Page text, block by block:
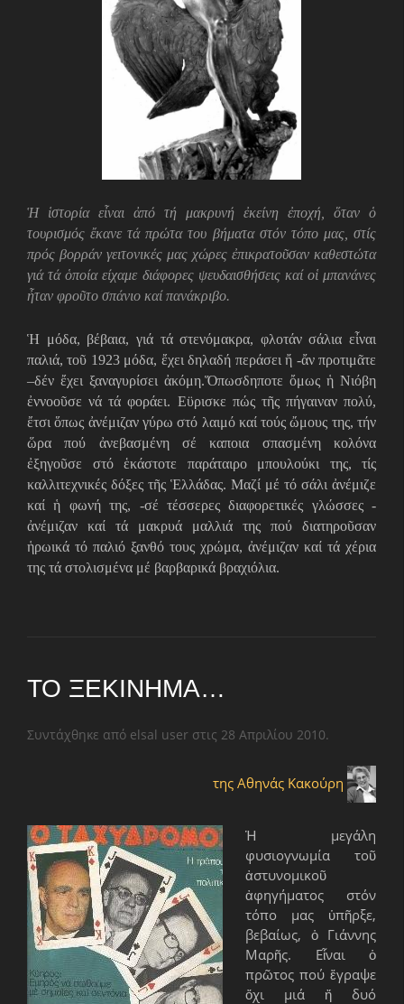
Ἡ ἱστορία εἶναι ἀπό τή μακρυνή ἐκείνη ἐποχή, ὅταν ὁ
τουρισμός ἔκανε τά πρώτα του βήματα στόν τόπο μας, στίς
πρός βορράν γειτονικές μας χώρες ἐπικρατοῦσαν καθεστώτα
γιά τά ὁποία είχαμε διάφορες ψευδαισθήσεις καί οἱ μπανάνες
ἦταν φροῦτο σπάνιο καί πανάκριβο.
Ἡ μόδα, βέβαια, γιά τά στενόμακρα, φλοτάν σάλια εἶναι
παλιά, τοῦ 1923 μόδα, ἔχει δηλαδή περάσει ἤ -ἄν προτιμᾶτε
–δέν ἔχει ξαναγυρίσει ἀκόμη.Ὅπωσδηποτε ὄμως ἡ Νιόβη
ἐννοοῦσε νά τά φοράει. Εϋρισκε πώς τῆς πήγαιναν πολύ,
ἔτσι ὅπως ἀνέμιζαν γύρω στό λαιμό καί τούς ὤμους της, τήν
ὥρα πού ἀνεβασμένη σέ καποια σπασμένη κολόνα
ἐξηγοῦσε στό ἑκάστοτε παράταιρο μπουλούκι της, τίς
καλλιτεχνικές δόξες τῆς Ἑλλάδας. Μαζί μέ τό σάλι ἀνέμιζε
καί ἡ φωνή της, -σέ τέσσερες διαφορετικές γλώσσες -
ἀνέμιζαν καί τά μακρυά μαλλιά της πού διατηροῦσαν
ἡρωικά τό παλιό ξανθό τους χρώμα, ἀνέμιζαν καί τά χέρια
της τά στολισμένα μέ βαρβαρικά βραχιόλια.
ΤΟ ΞΕΚΊΝΗΜΑ…
Συντάχθηκε από elsal user στις 28 Απριλίου 2010.
της Αθηνάς Κακούρη
Ἡ μεγάλη
φυσιογνωμία τοῦ
ἀστυνομικοῦ
ἀφηγήματος στόν
τόπο μας ὑπῆρξε,
βεβαίως, ὁ Γιάννης
Μαρῆς. Εἶναι ὁ
πρῶτος πού ἔγραψε
ὄχι μιά ἤ δυό